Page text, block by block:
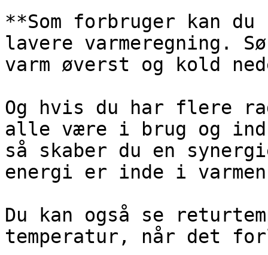
**Som forbruger kan
lavere varmeregning.
varm øverst og kold
Og hvis du har flere
alle være i brug og
så skaber du en
energi er inde i
Du kan også se
temperatur, når det